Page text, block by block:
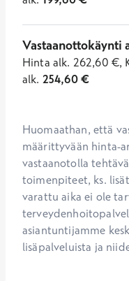
Vastaanottokäynti
Hinta alk. 262,60 €,
alk. 254,60€
Huomaathan, että
määrittyvään hinta-
vastaanotolla
toimenpiteet, ks.
varattu aika ei ole
asiantuntijamme
lisäpalveluista ja